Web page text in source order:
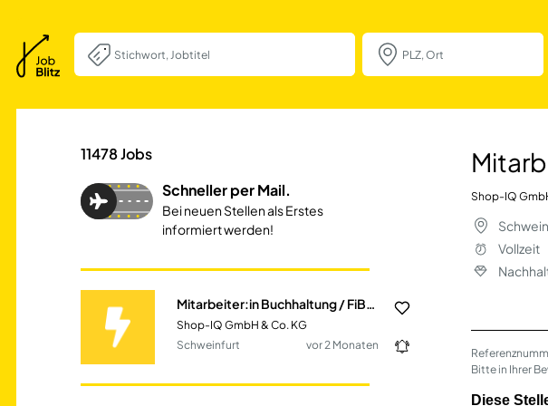
Mitarbeiter:in
11478Jobs
Schneller per Mail.
Bei neuen Stellen als Erstes
informiert werden!
Shop-IQ GmbH & Co. KG
Schweinfurt
vor 2 Monaten
Shop-IQ
Vollzeit
Bitte in Ihrer